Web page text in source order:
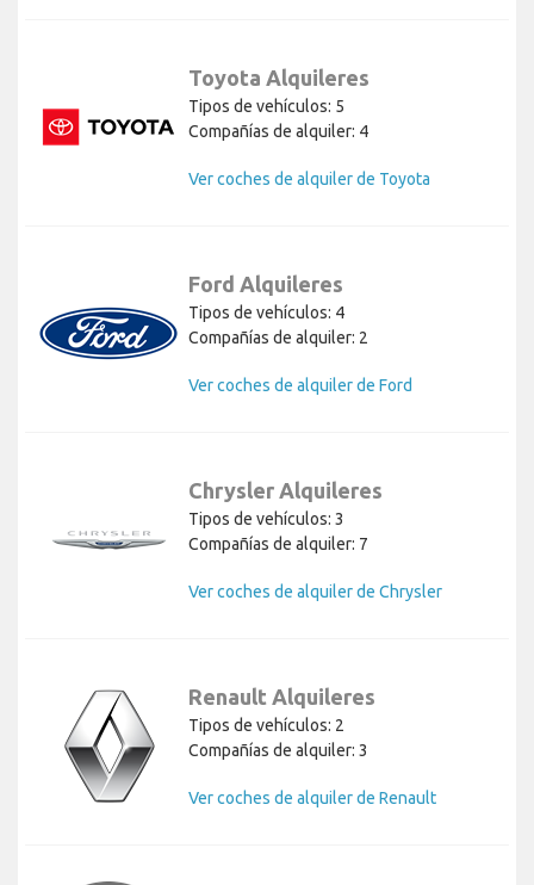
Toyota Alquileres
Tipos de vehículos: 5
Compañías de alquiler: 4
Ver coches de alquiler de Toyota
Ford Alquileres
Tipos de vehículos: 4
Compañías de alquiler: 2
Ver coches de alquiler de Ford
Chrysler Alquileres
Tipos de vehículos: 3
Compañías de alquiler: 7
Ver coches de alquiler de Chrysler
Renault Alquileres
Tipos de vehículos: 2
Compañías de alquiler: 3
Ver coches de alquiler de Renault